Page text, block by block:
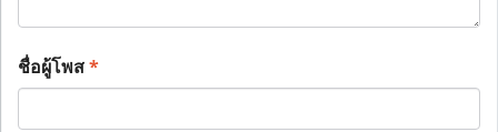
ชื่อผู้โพส*